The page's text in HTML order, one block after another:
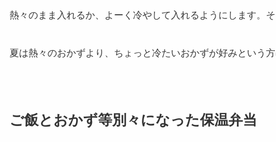
熱々のまま入れるか、よーく冷やして入れるようにします。
夏は熱々のおかずより、ちょっと冷たいおかずが好みという
ご飯とおかず等別々になった保温弁当